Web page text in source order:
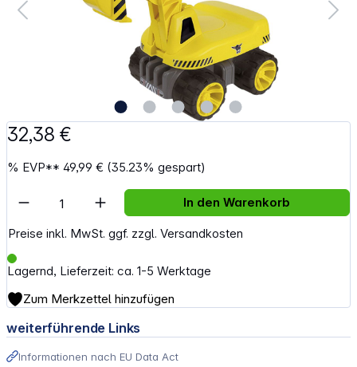
32,38 €
% EVP**49,99 € (35.23% gespart)
Preise inkl. MwSt. ggf. zzgl. Versandkosten
Lagernd, Lieferzeit: ca. 1-5 Werktage
Artikel Anzahl: Gib den gewünschten
In den Warenkorb
Zum Merkzettel hinzufügen
weiterführende Links
Informationen nach EU Data Act